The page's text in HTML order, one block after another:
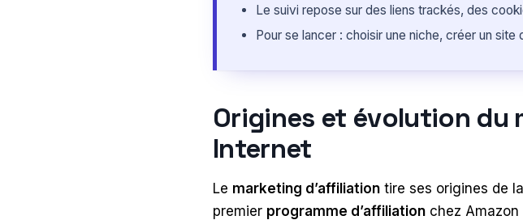
Le suivi repose sur des liens trackés, des
Pour se lancer : choisir une niche, créer un
Origines et évolution du
Internet
Le marketing d’affiliation tire ses origines de
premier programme d’affiliation chez